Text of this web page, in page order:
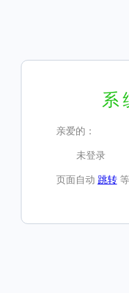
系
亲爱的：
未登录
页面自动 跳转等